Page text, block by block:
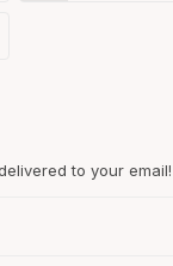
to your email!